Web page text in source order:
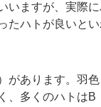
いますが、実際
たハトが良いと
があります。羽
、多くのハトは